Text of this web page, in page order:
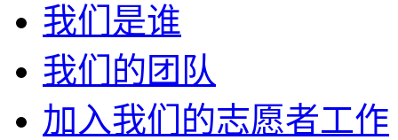
我们是谁
我们的团队
加入我们的志愿者工作